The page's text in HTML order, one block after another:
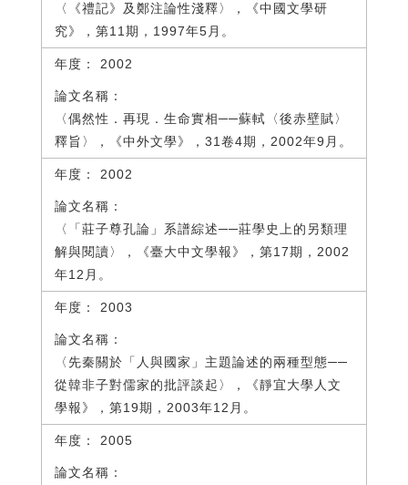
〈《禮記》及鄭注論性淺釋〉，《中國文學研
究》，第11期，1997年5月。
2002
〈偶然性．再現．生命實相──蘇軾〈後赤壁賦〉
釋旨〉，《中外文學》，31卷4期，2002年9月。
2002
〈「莊子尊孔論」系譜綜述──莊學史上的另類理
解與閱讀〉，《臺大中文學報》，第17期，2002
年12月。
2003
〈先秦關於「人與國家」主題論述的兩種型態──
從韓非子對儒家的批評談起〉，《靜宜大學人文
學報》，第19期，2003年12月。
2005